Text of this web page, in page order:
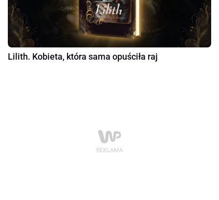
Lilith. Kobieta, która sama opuściła raj